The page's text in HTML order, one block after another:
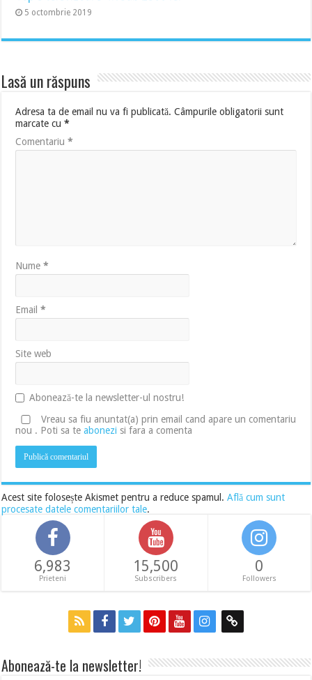
5 octombrie 2019
Lasă un răspuns
Adresa ta de email nu va fi publicată. Câmpurile obligatorii sunt
marcate cu*
Comentariu*
Nume*
Email*
Site web
Abonează-te la newsletter-ul nostru!
Vreau sa fiu anuntat(a) prin email cand apare un comentariu
nou . Poti sa teabonezi si fara a comenta
Acest site folosește Akismet pentru a reduce spamul.Află cum sunt
procesate datele comentariilor tale.
6,983
Prieteni
15,500
Subscribers
0
Followers
Abonează-te la newsletter!